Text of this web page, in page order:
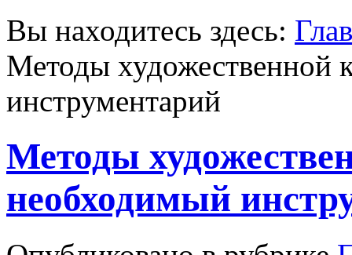
Вы находитесь здесь:
Методы художественной
инструментарий
Методы
необходимый